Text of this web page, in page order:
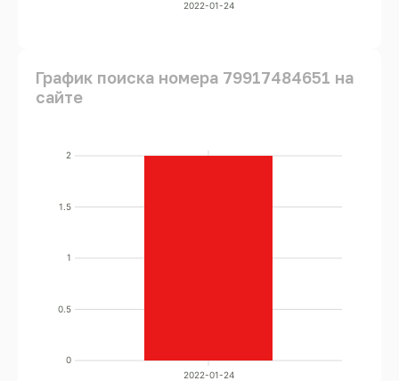
2022-01-24
График поиска номера 79917484651 на
сайте
0
0.5
1
1.5
2
2022-01-24